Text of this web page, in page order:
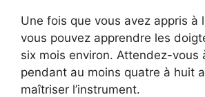
Une fois que vous avez appris à
vous pouvez apprendre les
six mois environ. Attendez-vous
pendant au moins quatre à huit
maîtriser l’instrument.